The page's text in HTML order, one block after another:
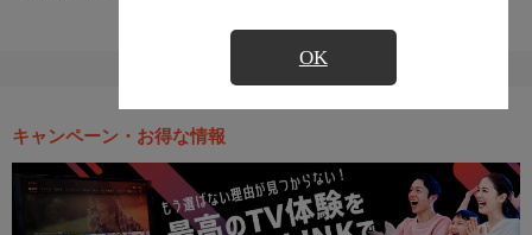
OK
キャンペーン・お得な情報